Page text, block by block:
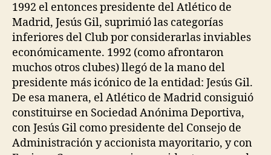
1992 el entonces presidente del Atlético de
Madrid, Jesús Gil, suprimió las categorías
inferiores del Club por considerarlas inviables
económicamente. 1992 (como afrontaron
muchos otros clubes) llegó de la mano del
presidente más icónico de la entidad: Jesús Gil.
De esa manera, el Atlético de Madrid consiguió
constituirse en Sociedad Anónima Deportiva,
con Jesús Gil como presidente del Consejo de
Administración y accionista mayoritario, y con